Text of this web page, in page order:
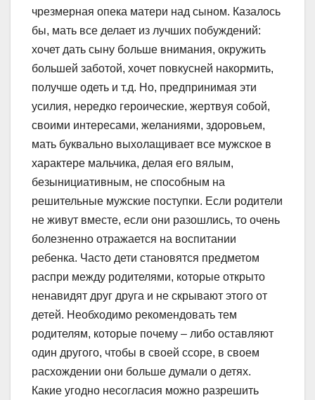
чрезмерная опека матери над сыном. Казалось
бы, мать все делает из лучших побуждений:
хочет дать сыну больше внимания, окружить
большей заботой, хочет повкусней накормить,
получше одеть и т.д. Но, предпринимая эти
усилия, нередко героические, жертвуя собой,
своими интересами, желаниями, здоровьем,
мать буквально выхолащивает все мужское в
характере мальчика, делая его вялым,
безынициативным, не способным на
решительные мужские поступки. Если родители
не живут вместе, если они разошлись, то очень
болезненно отражается на воспитании
ребенка. Часто дети становятся предметом
распри между родителями, которые открыто
ненавидят друг друга и не скрывают этого от
детей. Необходимо рекомендовать тем
родителям, которые почему – либо оставляют
один другого, чтобы в своей ссоре, в своем
расхождении они больше думали о детях.
Какие угодно несогласия можно разрешить